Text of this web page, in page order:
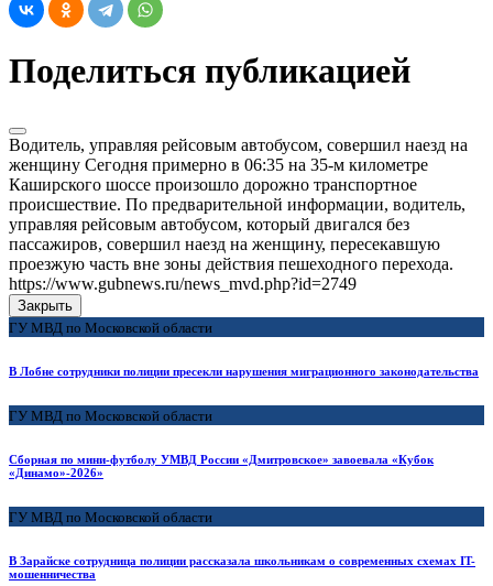
Поделиться публикацией
Водитель, управляя рейсовым автобусом, совершил наезд на
женщину Сегодня примерно в 06:35 на 35-м километре
Каширского шоссе произошло дорожно транспортное
происшествие. По предварительной информации, водитель,
управляя рейсовым автобусом, который двигался без
пассажиров, совершил наезд на женщину, пересекавшую
проезжую часть вне зоны действия пешеходного перехода.
https://www.gubnews.ru/news_mvd.php?id=2749
Закрыть
ГУ МВД по Московской области
В Лобне сотрудники полиции пресекли нарушения миграционного законодательства
ГУ МВД по Московской области
Сборная по мини-футболу УМВД России «Дмитровское» завоевала «Кубок
«Динамо»-2026»
ГУ МВД по Московской области
В Зарайске сотрудница полиции рассказала школьникам о современных схемах IT-
мошенничества